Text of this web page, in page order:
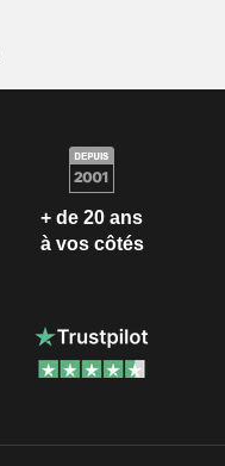
+ de 20 ans
à vos côtés